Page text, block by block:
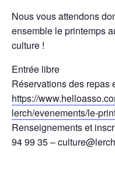
Nous vous attendons
ensemble le printemps
culture !
Entrée libre
Réservations des repas
https://
lerch/evenements/le-
Renseignements et
94 99 35 –